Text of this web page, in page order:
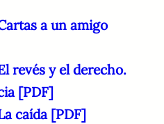
a un amigo
revés y el derecho.
[PDF]
caída [PDF]